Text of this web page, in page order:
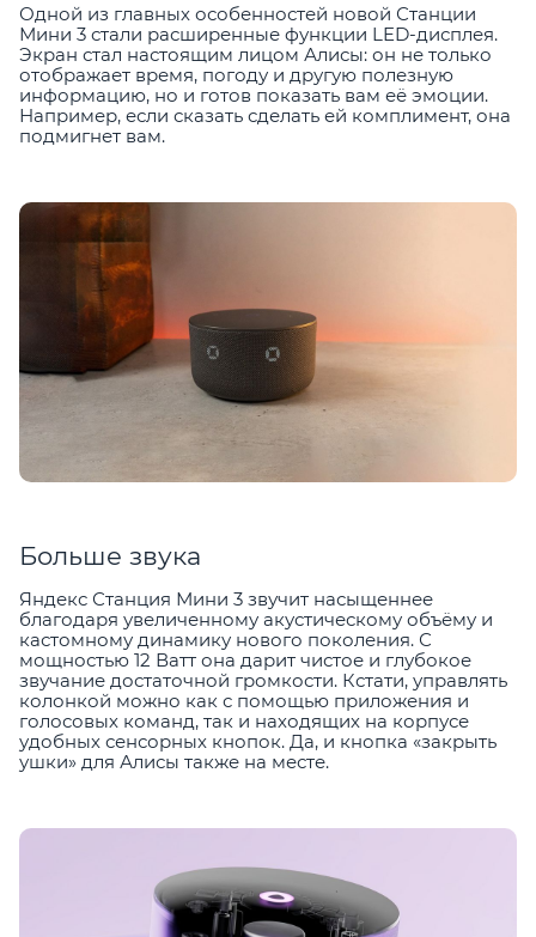
Одной из главных особенностей новой Станции
Мини 3 стали расширенные функции LED-дисплея.
Экран стал настоящим лицом Алисы: он не только
отображает время, погоду и другую полезную
информацию, но и готов показать вам её эмоции.
Например, если сказать сделать ей комплимент, она
подмигнет вам.
Больше звука
Яндекс Станция Мини 3 звучит насыщеннее
благодаря увеличенному акустическому объёму и
кастомному динамику нового поколения. С
мощностью 12 Ватт она дарит чистое и глубокое
звучание достаточной громкости. Кстати, управлять
колонкой можно как с помощью приложения и
голосовых команд, так и находящих на корпусе
удобных сенсорных кнопок. Да, и кнопка «закрыть
ушки» для Алисы также на месте.